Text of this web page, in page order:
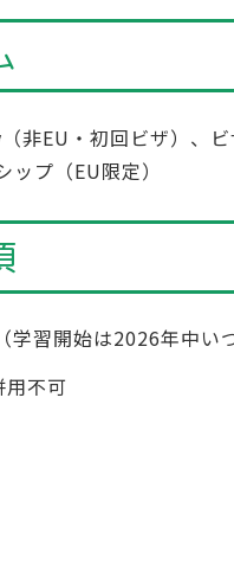
非EU・初回ビザ）、
プ（EU限定）
習開始は2026年中い
不可